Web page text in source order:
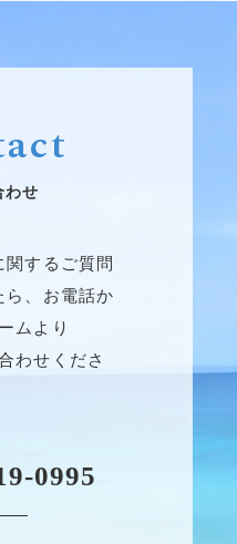
わせ
するご質問
ら、お電話か
ムより
わせくださ
0995